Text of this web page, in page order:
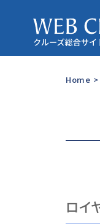
Home >
ロイ